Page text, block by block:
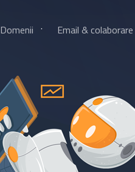
Domenii Email & colaborare